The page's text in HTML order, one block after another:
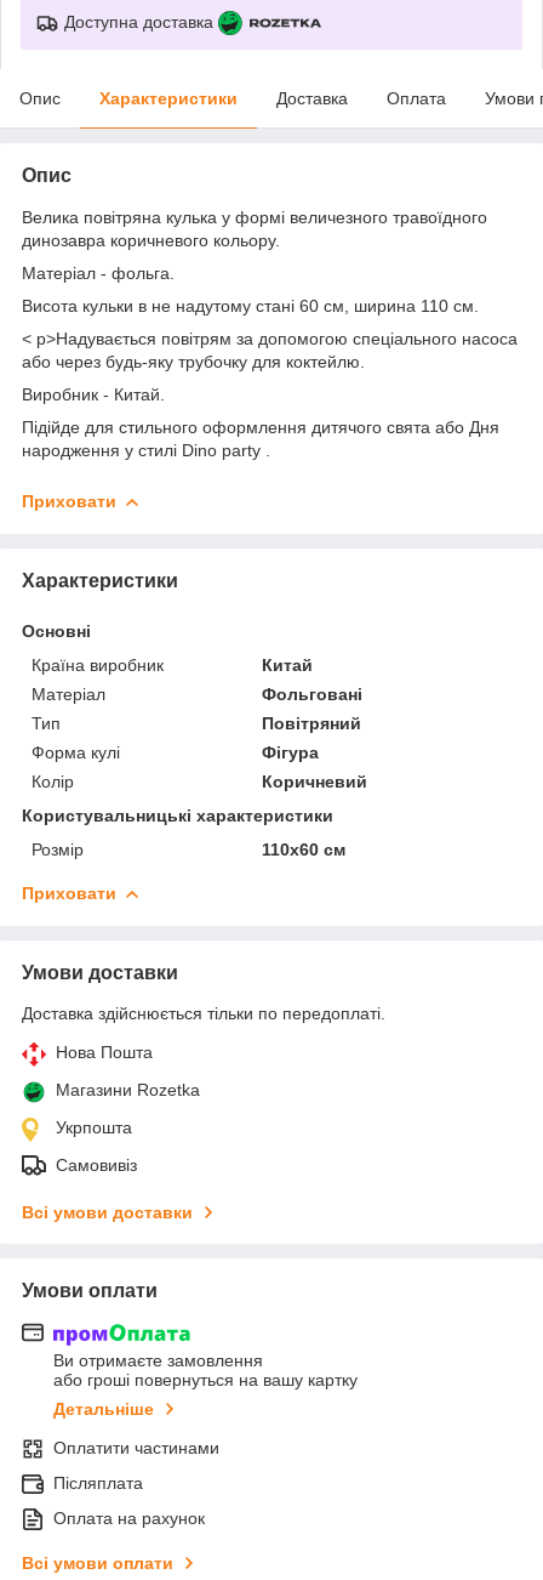
Доступна доставка
Опис Характеристики Доставка Оплата Умови
Опис
Велика повітряна кулька у формі величезного травоїдного
динозавра коричневого кольору.
Матеріал - фольга.
Висота кульки в не надутому стані 60 см, ширина 110 см.
< p>Надувається повітрям за допомогою спеціального насоса
або через будь-яку трубочку для коктейлю.
Виробник - Китай.
Підійде для стильного оформлення дитячого свята або Дня
народження у стилі Dino party .
Приховати
Характеристики
Основні
Країна виробник
Китай
Матеріал
Фольговані
Тип
Повітряний
Форма кулі
Фігура
Колір
Коричневий
Користувальницькі характеристики
Розмір
110х60 см
Приховати
Умови доставки
Доставка здійснюється тільки по передоплаті.
Нова Пошта
Магазини Rozetka
Укрпошта
Самовивіз
Всі умови доставки
Умови оплати
Ви отримаєте замовлення
або гроші повернуться на вашу картку
Детальніше
Оплатити частинами
Післяплата
Оплата на рахунок
Всі умови оплати